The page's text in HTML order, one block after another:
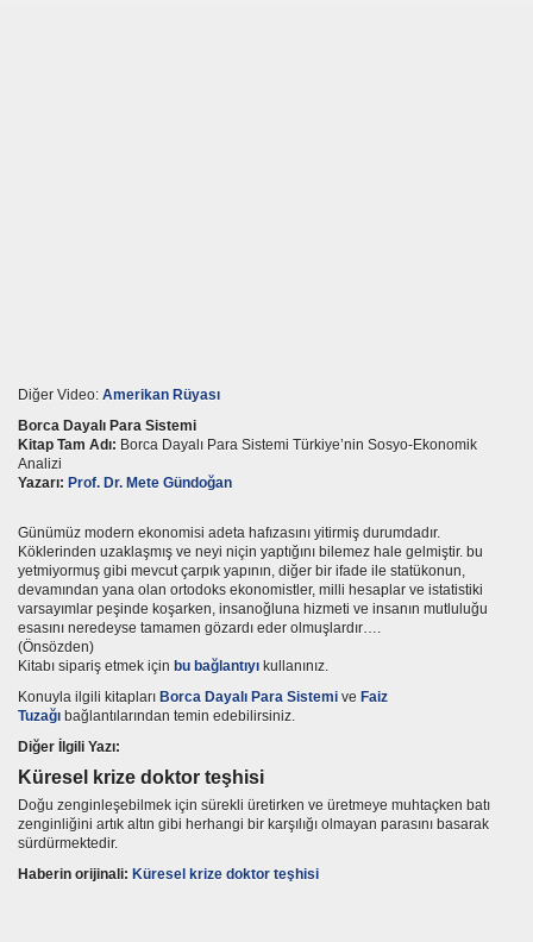
Diğer Video: Amerikan Rüyası
Borca Dayalı Para Sistemi
Kitap Tam Adı: Borca Dayalı Para Sistemi Türkiye’nin Sosyo-Ekonomik
Analizi
Yazarı: Prof. Dr. Mete Gündoğan
Günümüz modern ekonomisi adeta hafızasını yitirmiş durumdadır.
Köklerinden uzaklaşmış ve neyi niçin yaptığını bilemez hale gelmiştir. bu
yetmiyormuş gibi mevcut çarpık yapının, diğer bir ifade ile statükonun,
devamından yana olan ortodoks ekonomistler, milli hesaplar ve istatistiki
varsayımlar peşinde koşarken, insanoğluna hizmeti ve insanın mutluluğu
esasını neredeyse tamamen gözardı eder olmuşlardır….
(Önsözden)
Kitabı sipariş etmek için bu bağlantıyı kullanınız.
Konuyla ilgili kitapları Borca Dayalı Para Sistemi ve Faiz
Tuzağı bağlantılarından temin edebilirsiniz.
Diğer İlgili Yazı:
Küresel krize doktor teşhisi
Doğu zenginleşebilmek için sürekli üretirken ve üretmeye muhtaçken batı
zenginliğini artık altın gibi herhangi bir karşılığı olmayan parasını basarak
sürdürmektedir.
Haberin orijinali: Küresel krize doktor teşhisi
İçin